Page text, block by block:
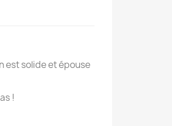
est solide et épouse
!